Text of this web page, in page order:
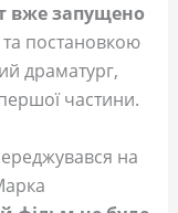
вже запущено
постановкою
драматург,
частини.
на